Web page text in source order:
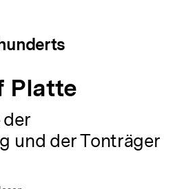
Platte
der
und der Tonträger